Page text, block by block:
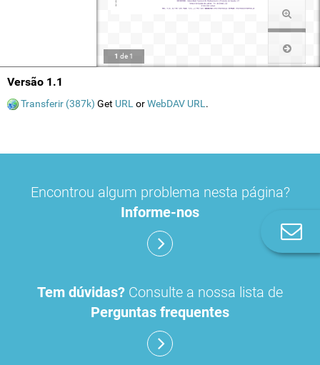
1 de 1
Versão 1.1
Transferir (387k) Get URL orWebDAV URL .
Encontrou algum problema nesta página?
Informe-nos
Tem dúvidas? Consulte a nossa lista de
Perguntas frequentes